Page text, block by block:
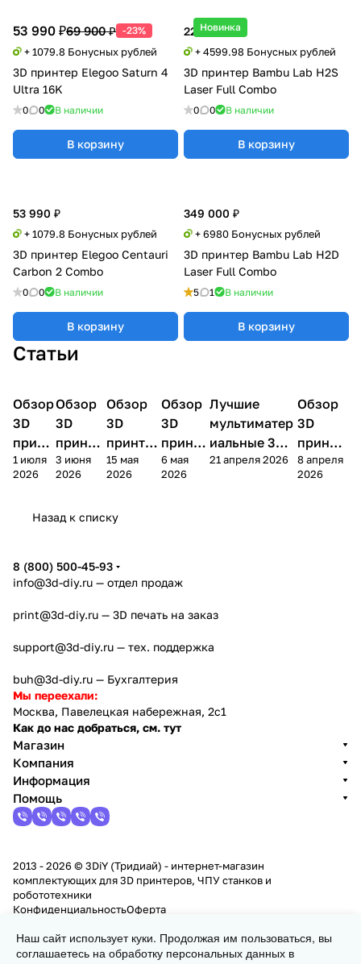
53 990 ₽69 900 ₽ -23%
+ 1079.8 Бонусных рублей
3D принтер Elegoo Saturn 4
Ultra 16K
0 0 В наличии
В корзину
Новинка
229 999 ₽
+ 4599.98 Бонусных рублей
3D принтер Bambu Lab H2S
Laser Full Combo
0 0 В наличии
В корзину
53 990 ₽
+ 1079.8 Бонусных рублей
3D принтер Elegoo Centauri
Carbon 2 Combo
0 0 В наличии
В корзину
349 000 ₽
+ 6980 Бонусных рублей
3D принтер Bambu Lab H2D
Laser Full Combo
5 1 В наличии
В корзину
Статьи
3D
принтеры
Обзор
3D
принт
ера
Bamb
1 июля
2026
3D
принтеры
Обзор
3D
принте
ра
Anycubi
4
3 июня
2026
3D
принтеры
Обзор
3D
принтер
а
FlashFo
Creator
15 мая
2026
3D
принтеры
Обзор
3D
принте
ра
Bambu
6 мая
2026
3D принтеры
Лучшие
мультиматер
иальные 3D
принтеры на
21 апреля 2026
3D
Обзор
3D
принте
ра
FlashF
8 апреля
2026
Назад к списку
В корзину
8 (800) 500-45-93
info@3d-diy.ru — отдел продаж
print@3d-diy.ru — 3D печать на заказ
support@3d-diy.ru — тех. поддержка
buh@3d-diy.ru — Бухгалтерия
Мы переехали:
Москва, Павелецкая набережная, 2с1
Как до нас добраться, см. тут
Магазин
Компания
Информация
Помощь
2013 - 2026 © 3DiY (Тридиай) - интернет-магазин
комплектующих для 3D принтеров, ЧПУ станков и
робототехники
КонфиденциальностьОферта
Наш сайт использует куки. Продолжая им пользоваться, вы
соглашаетесь на обработку персональных данных в